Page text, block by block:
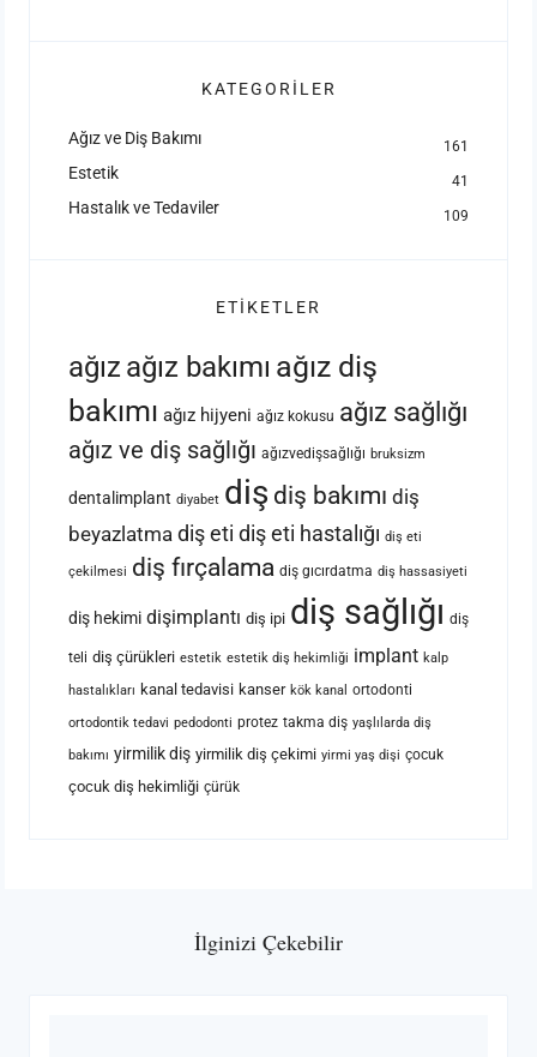
KATEGORILER
Ağız ve Diş Bakımı 161
Estetik 41
Hastalık ve Tedaviler 109
ETIKETLER
ağız ağız bakımı ağız diş
bakımı ağız hijyeni ağız kokusu ağız sağlığı
ağız ve diş sağlığı ağızvedişsağlığı bruksizm
dentalimplant diyabet diş diş bakımı diş
beyazlatma diş eti diş eti hastalığı diş eti
çekilmesi diş fırçalama diş gıcırdatma diş hassasiyeti
diş hekimi dişimplantı diş ipi diş sağlığı diş
teli diş çürükleri estetik estetik diş hekimliği implant kalp
hastalıkları kanal tedavisi kanser kök kanal ortodonti
ortodontik tedavi pedodonti protez takma diş yaşlılarda diş
bakımı yirmilik diş yirmilik diş çekimi yirmi yaş dişi çocuk
çocuk diş hekimliği çürük
İlginizi Çekebilir